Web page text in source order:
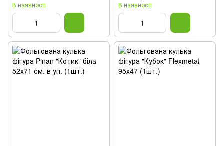
В наявності В наявності